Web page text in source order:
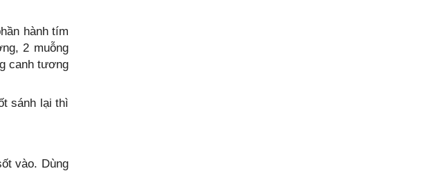
hành tím
2 muỗng
canh tương
sánh lại thì
vào. Dùng